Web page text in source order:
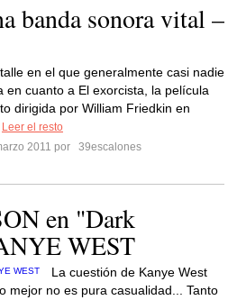
banda sonora vital –
en el que generalmente casi nadie
en cuanto a El exorcista, la película
dirigida por William Friedkin en
Leer el resto
2011 por
39escalones
en "Dark
WEST
La cuestión de Kanye West
mejor no es pura casualidad... Tanto